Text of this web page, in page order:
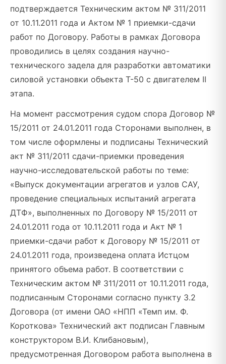
подтверждается Техническим актом № 311/2011
от 10.11.2011 года и Актом № 1 приемки-сдачи
работ по Договору. Работы в рамках Договора
проводились в целях создания научно-
технического задела для разработки автоматики
силовой установки объекта Т-50 с двигателем II
этапа.
На момент рассмотрения судом спора Договор №
15/2011 от 24.01.2011 года Сторонами выполнен, в
том числе оформлены и подписаны Технический
акт № 311/2011 сдачи-приемки проведения
научно-исследовательской работы по теме:
«Выпуск документации агрегатов и узлов САУ,
проведение специальных испытаний агрегата
ДТФ», выполненных по Договору № 15/2011 от
24.01.2011 года от 10.11.2011 года и Акт № 1
приемки-сдачи работ к Договору № 15/2011 от
24.01.2011 года, произведена оплата Истцом
принятого объема работ. В соответствии с
Техническим актом № 311/2011 от 10.11.2011 года,
подписанным Сторонами согласно пункту 3.2
Договора (от имени ОАО «НПП «Темп им. Ф.
Короткова» Технический акт подписан Главным
конструктором В.И. Клибановым),
предусмотренная Договором работа выполнена в